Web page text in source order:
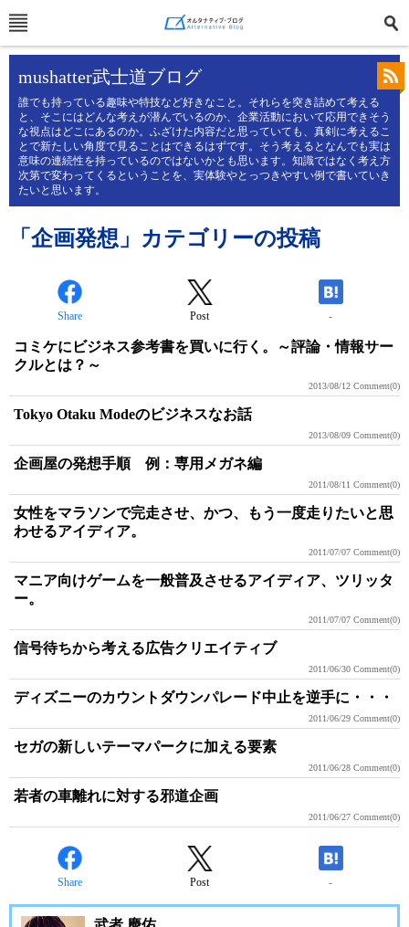
mushatter武士道ブログ
誰でも持っている趣味や特技など好きなこと。それらを突き詰めて考える
と、そこにはどんな考えが潜んでいるのか、企業活動において応用できそう
な視点はどこにあるのか。ふざけた内容だと思っていても、真剣に考えるこ
とで新たしい角度で見ることはできるはずです。そう考えるとなんでも実は
意味の連続性を持っているのではないかとも思います。知識ではなく考え方
次第で変わってくるということを、実体験やとっつきやすい例で書いていき
たいと思います。
「企画発想」カテゴリーの投稿
Share Post -
コミケにビジネス参考書を買いに行く。～評論・情報サー
クルとは？～
2013/08/12 Comment(0)
Tokyo Otaku Modeのビジネスなお話
2013/08/09 Comment(0)
企画屋の発想手順 例：専用メガネ編
2011/08/11 Comment(0)
女性をマラソンで完走させ、かつ、もう一度走りたいと思
わせるアイディア。
2011/07/07 Comment(0)
マニア向けゲームを一般普及させるアイディア、ツリッタ
ー。
2011/07/07 Comment(0)
信号待ちから考える広告クリエイティブ
2011/06/30 Comment(0)
ディズニーのカウントダウンパレード中止を逆手に・・・
2011/06/29 Comment(0)
セガの新しいテーマパークに加える要素
2011/06/28 Comment(0)
若者の車離れに対する邪道企画
2011/06/27 Comment(0)
Share Post -